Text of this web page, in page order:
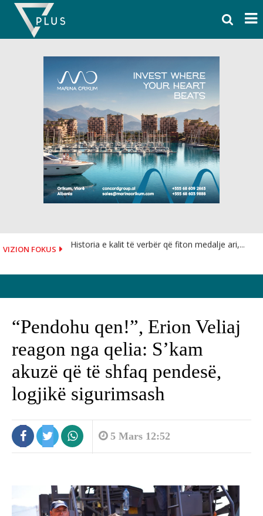
Skip
content
VIZION FOKUS Historia e kalit të verbër që fiton medalje ari,...
“Pendohu qen!”, Erion Veliaj
reagon nga qelia: S’kam
akuzë që të shfaq pendesë,
logjikë sigurimsash
5 Mars 12:52